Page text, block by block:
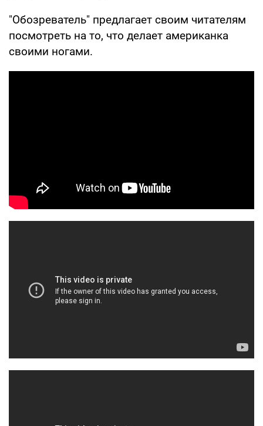
"Обозреватель" предлагает своим читателям
посмотреть на то, что делает американка
своими ногами.